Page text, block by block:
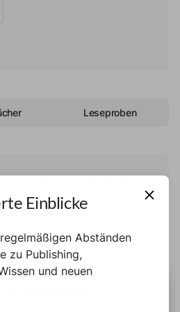
Leseproben
COOKIES
Einblicke
Abständen
zu Publishing,
und neuen